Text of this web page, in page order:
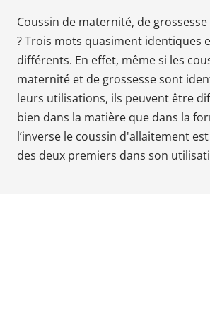
Meilleurs
prix
sur
Babyphones,
coussins
maternité
ciel
de
Coussin de maternité, de
? Trois mots quasiment identiques
différents. En effet, même si les
maternité et de grossessesont
leurs utilisations, ils peuvent être
bien dans la matière que dans la
l’inverse le coussin d'allaitement
des deux premiers dans son